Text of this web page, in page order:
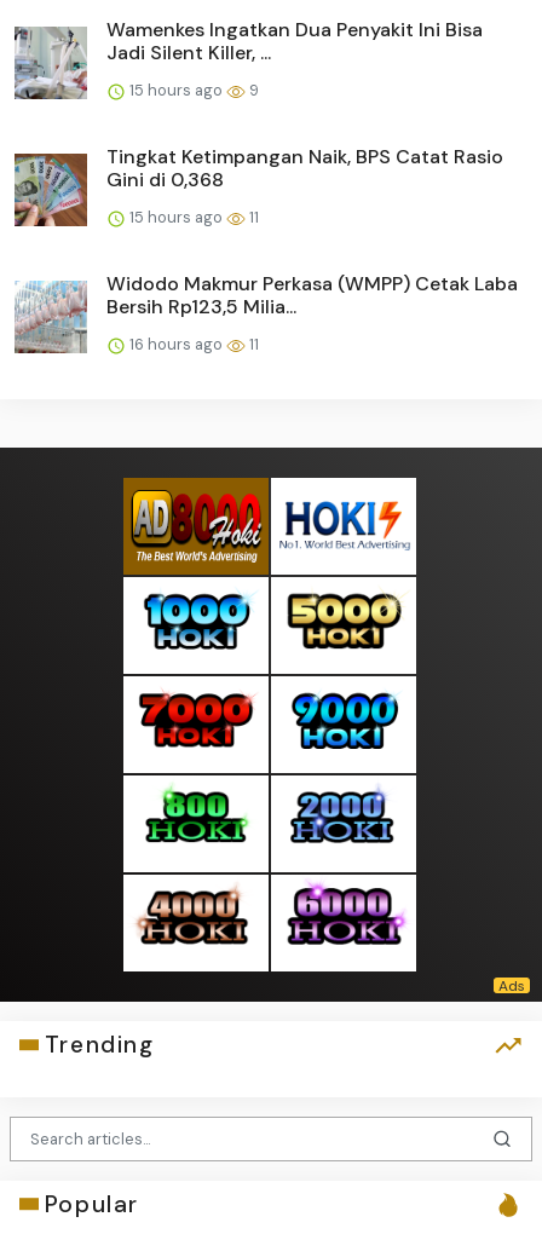
Wamenkes Ingatkan Dua Penyakit Ini Bisa
Jadi Silent Killer, ...
15 hours ago 9
Tingkat Ketimpangan Naik, BPS Catat Rasio
Gini di 0,368
15 hours ago 11
Widodo Makmur Perkasa (WMPP) Cetak Laba
Bersih Rp123,5 Milia...
16 hours ago 11
Trending
Popular